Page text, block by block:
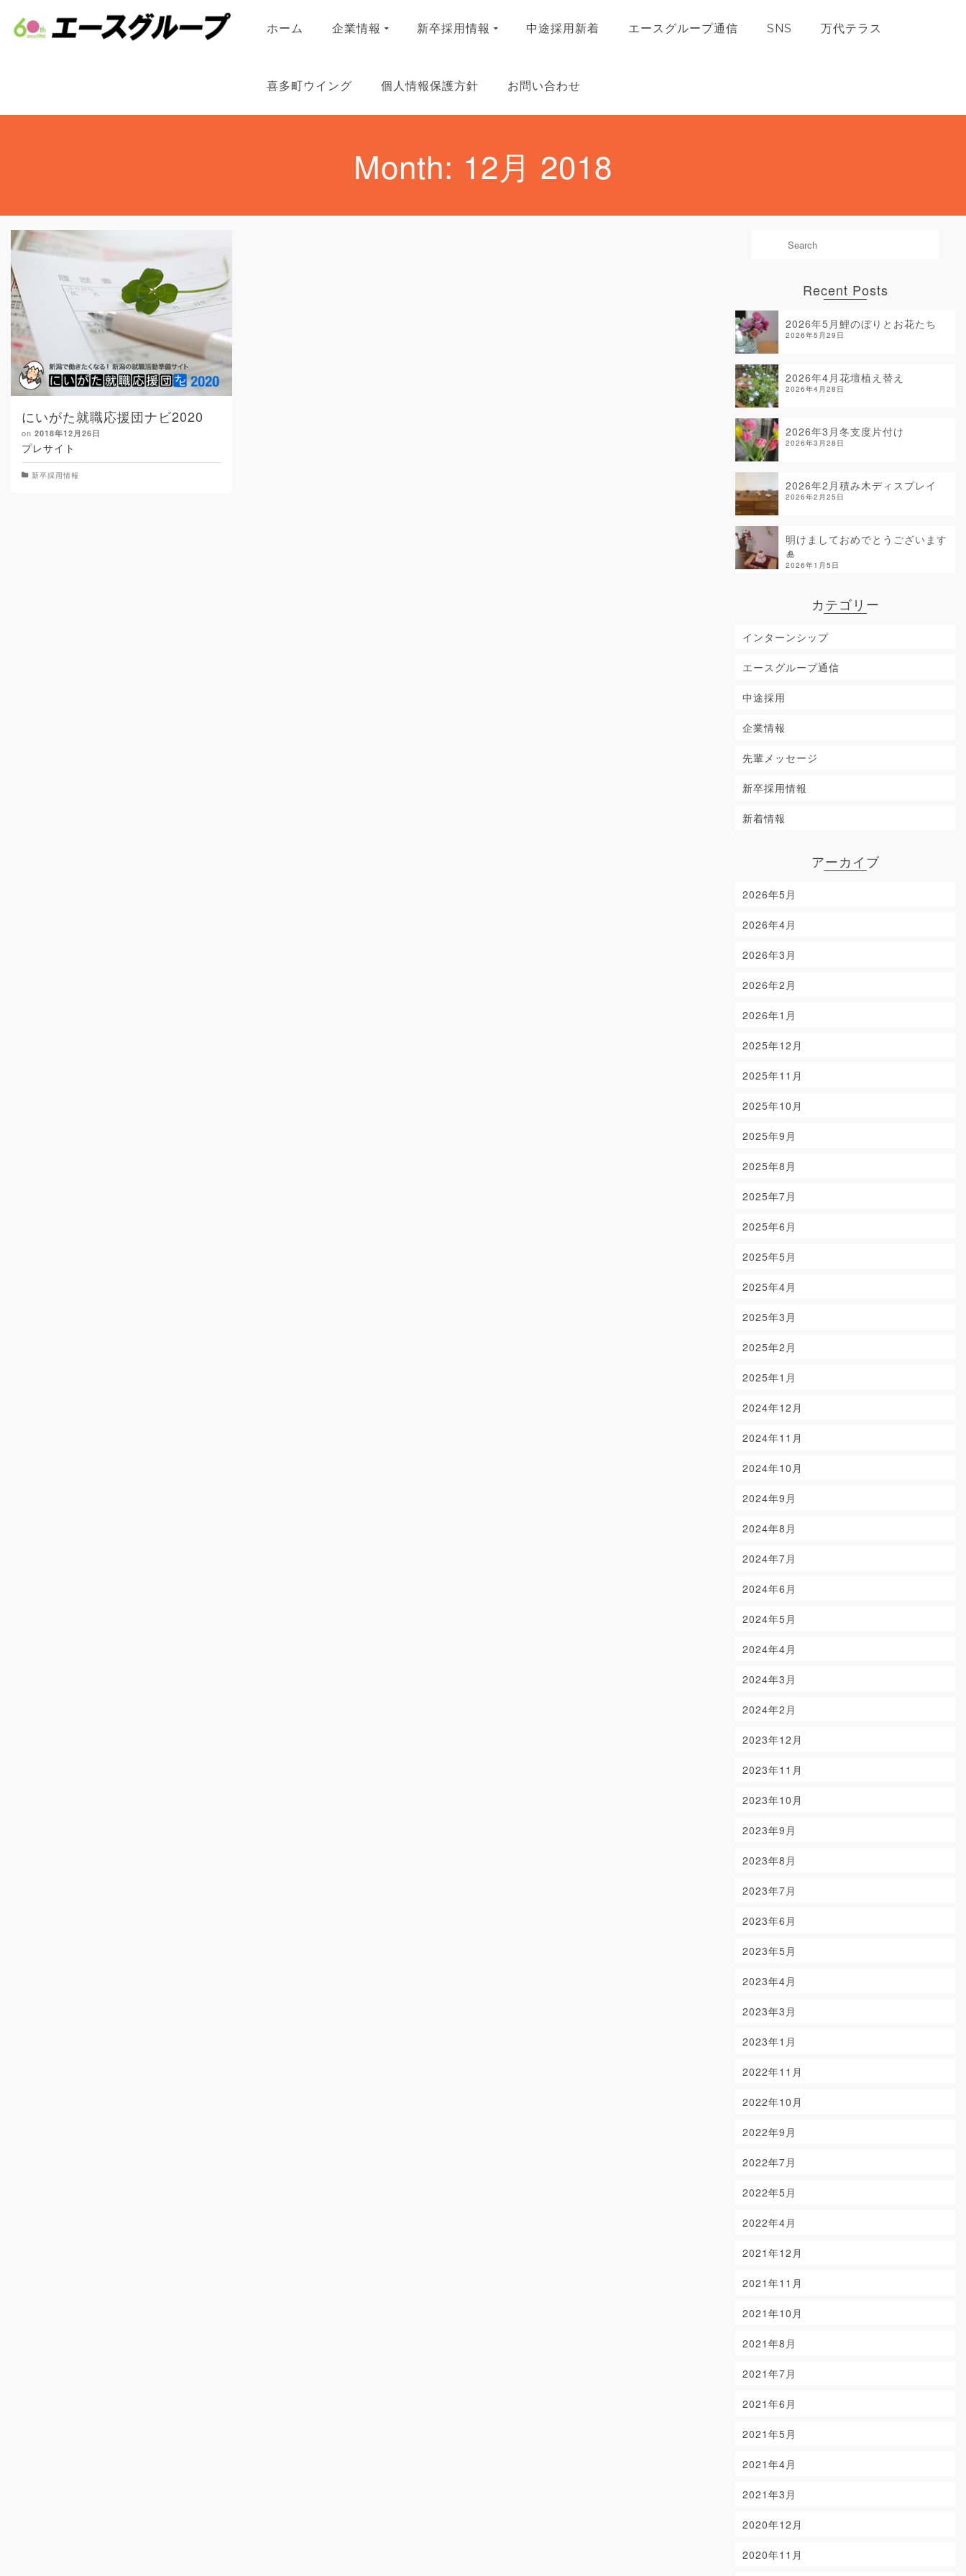
ホーム 企業情報 新卒採用情報 中途採用新着 エースグループ通信 SNS 万代テラス
喜多町ウイング 個人情報保護方針 お問い合わせ
Month: 12月 2018
にいがた就職応援団ナビ2020
on 2018年12月26日
プレサイト
新卒採用情報
Recent Posts
2026年5月鯉のぼりとお花たち
2026年5月29日
2026年4月花壇植え替え
2026年4月28日
2026年3月冬支度片付け
2026年3月28日
2026年2月積み木ディスプレイ
2026年2月25日
明けましておめでとうございます
🎍
2026年1月5日
カテゴリー
インターンシップ
エースグループ通信
中途採用
企業情報
先輩メッセージ
新卒採用情報
新着情報
アーカイブ
2026年5月
2026年4月
2026年3月
2026年2月
2026年1月
2025年12月
2025年11月
2025年10月
2025年9月
2025年8月
2025年7月
2025年6月
2025年5月
2025年4月
2025年3月
2025年2月
2025年1月
2024年12月
2024年11月
2024年10月
2024年9月
2024年8月
2024年7月
2024年6月
2024年5月
2024年4月
2024年3月
2024年2月
2023年12月
2023年11月
2023年10月
2023年9月
2023年8月
2023年7月
2023年6月
2023年5月
2023年4月
2023年3月
2023年1月
2022年11月
2022年10月
2022年9月
2022年7月
2022年5月
2022年4月
2021年12月
2021年11月
2021年10月
2021年8月
2021年7月
2021年6月
2021年5月
2021年4月
2021年3月
2020年12月
2020年11月